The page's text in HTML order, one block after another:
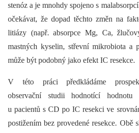
stenóz a je mnohdy spojeno s
očekávat, že dopad těchto změn na
litiázy (např. absorpce Mg, Ca,
mastných kyselin, střevní mikrobio­ta a
může být podobný jako efekt IC resekce.
V této práci předkládáme
observační studii hodnotící
u pacientů s CD po IC resekci ve
postižením bez provedené resekce. Obě